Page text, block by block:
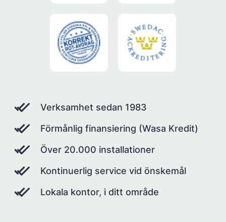
Verksamhet sedan 1983
Förmånlig finansiering (Wasa Kredit)
Över 20.000 installationer
Kontinuerlig service vid önskemål
Lokala kontor, i ditt område